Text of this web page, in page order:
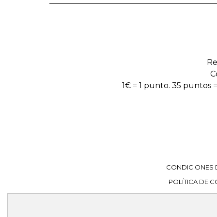
1€ = 1 punto. 35 puntos
CONDICIONES
POLÍTICA DE